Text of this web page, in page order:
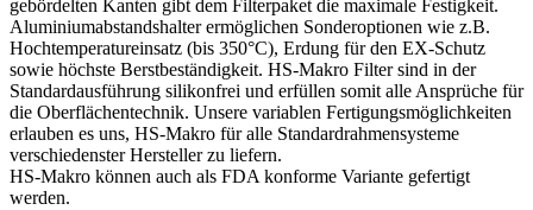
gebördelten Kanten gibt dem Filterpaket die maximale Festigkeit.
Aluminiumabstandshalter ermöglichen Sonderoptionen wie z.B.
Hochtemperatureinsatz (bis 350°C), Erdung für den EX-Schutz
sowie höchste Berstbeständigkeit. HS-Makro Filter sind in der
Standardausführung silikonfrei und erfüllen somit alle Ansprüche für
die Oberflächentechnik. Unsere variablen Fertigungsmöglichkeiten
erlauben es uns, HS-Makro für alle Standardrahmensysteme
verschiedenster Hersteller zu liefern.
HS-Makro können auch als FDA konforme Variante gefertigt
werden.